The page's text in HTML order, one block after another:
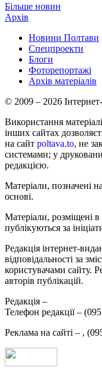
Більше новин
Архів
Новини Полтави
Спецпроекти
Блоги
Фоторепортажі
Архів матеріалів
© 2009 – 2026
Використання
інших сайтах
на сайт poltava.to, не
системами; у
редакцією.
Матеріали, позначені
основі.
Матеріали, розміщені
публікуються за
Редакція інтернет-
відповідальності за
користувачами сайту.
авторів публікацій.
Редакція –
Телефон редакції –
Реклама на сайті – ,